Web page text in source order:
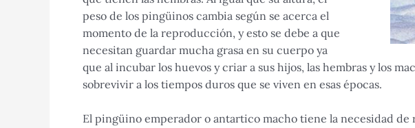
peso de los pingüinos cambia según se acerca el
momento de la reproducción, y esto se debe a que
necesitan guardar mucha grasa en su cuerpo ya
que al incubar los huevos y criar a sus hijos, las hembras y los
sobrevivir a los tiempos duros que se viven en esas épocas.
El pingüino emperador o antartico macho tiene la necesidad de